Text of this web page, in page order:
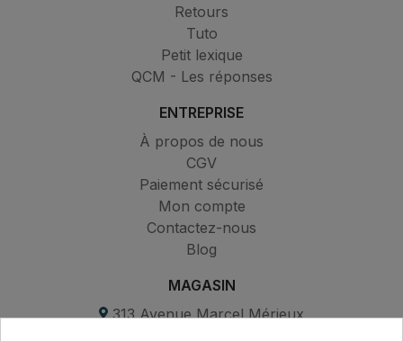
Retours
Tuto
Petit lexique
QCM - Les réponses
ENTREPRISE
À propos de nous
CGV
Paiement sécurisé
Mon compte
Contactez-nous
Blog
MAGASIN
313 Avenue Marcel Mérieux